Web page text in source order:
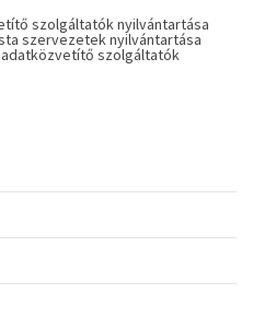
szolgáltatók nyilvántartása
szervezetek nyilvántartása
szolgáltatók